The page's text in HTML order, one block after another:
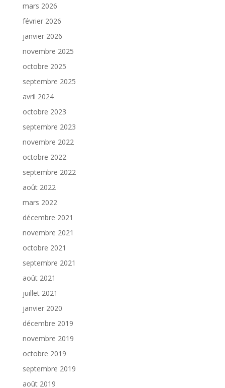
mars 2026
février 2026
janvier 2026
novembre 2025
octobre 2025
septembre 2025
avril 2024
octobre 2023
septembre 2023
novembre 2022
octobre 2022
septembre 2022
août 2022
mars 2022
décembre 2021
novembre 2021
octobre 2021
septembre 2021
août 2021
juillet 2021
janvier 2020
décembre 2019
novembre 2019
octobre 2019
septembre 2019
août 2019